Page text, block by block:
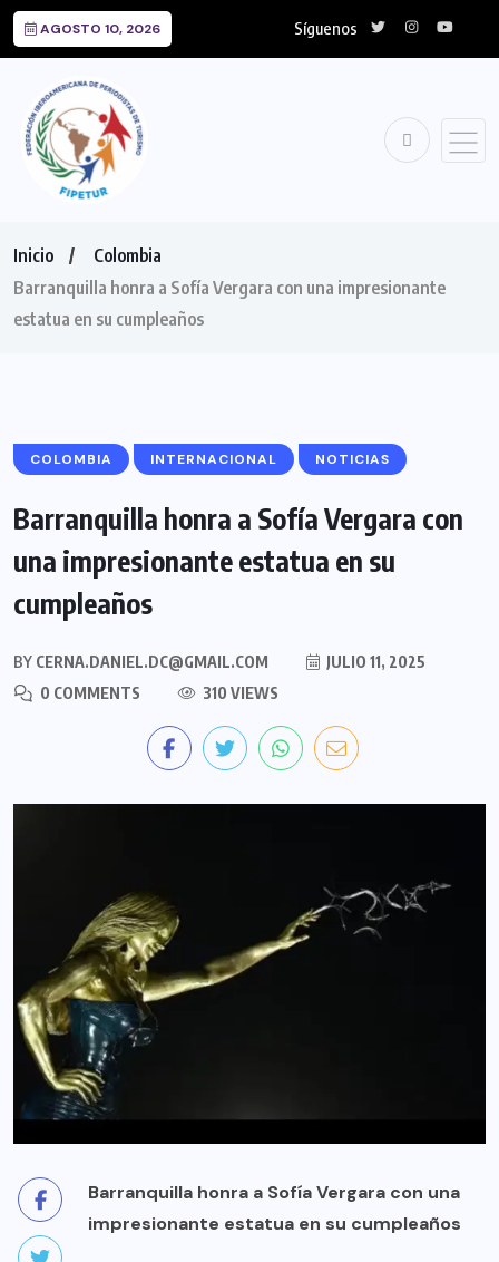
AGOSTO 10, 2026 Síguenos
Inicio
Colombia
Barranquilla honra a Sofía Vergara con una impresionante
estatua en su cumpleaños
COLOMBIA INTERNACIONAL NOTICIAS
Barranquilla honra a Sofía Vergara con
una impresionante estatua en su
cumpleaños
BY CERNA.DANIEL.DC@GMAIL.COM
JULIO 11, 2025
0 COMMENTS
310 VIEWS
Barranquilla honra a Sofía Vergara con una
impresionante estatua en su cumpleaños